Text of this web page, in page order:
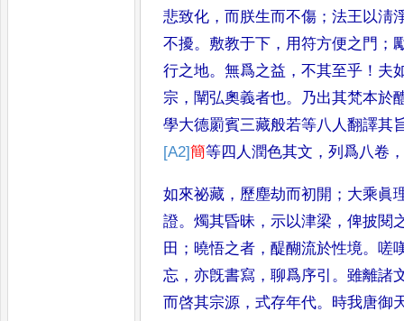
悲致化 ， 而朕生而不傷 ；法王以淸
不擾。 敷教于下 ， 用符方便之門 ；
行之地。無爲之益 ，不其至乎 ！ 夫
宗 ， 闡弘奧義者也。
乃出其梵本於
學大德罽賓三藏般若等八人翻譯其
[A2]簡等四人潤色其文 ，列爲八卷
如來祕藏 ， 歷塵劫而初開 ； 大乘眞
證。燭其昏昧 ，示以津梁 ，俾披閱
田 ； 曉悟之者 ，醍醐流於性境。嗟
忘 ，亦旣書寫 ，聊爲序引 。雖離諸
而啓其宗源 ，式存年代。 時我唐御